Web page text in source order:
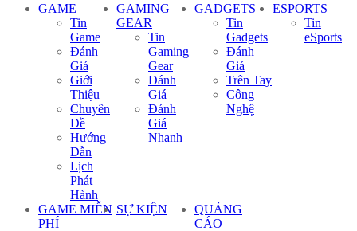
GAME
Tin
Game
Đánh
Giá
Giới
Thiệu
Chuyên
Đề
Hướng
Dẫn
Lịch
Phát
Hành
GAMING
GEAR
Tin
Gaming
Gear
Đánh
Giá
Đánh
Giá
Nhanh
GADGETS
Tin
Gadgets
Đánh
Giá
Trên Tay
Công
Nghệ
ESPORTS
Tin
eSports
GAME MIỄN
PHÍ
SỰ KIỆN
QUẢNG
CÁO